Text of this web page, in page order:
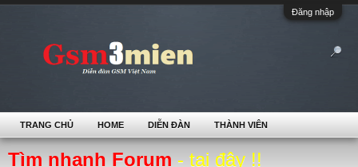
Đăng nhập
Tìm nhanh Forum - tại đây !!
TRANG CHỦ HOME DIỄN ĐÀN THÀNH VIÊN